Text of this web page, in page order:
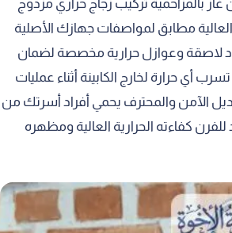
بالمزاحمية تركيب زجاج حراري مزدوج
مطابق لمواصفات جهازك الأصلية
لاصقة وعوازل حرارية مخصصة لضمان
أي حرارة لخارج الكابينة أثناء عمليات
الآمن والمحترف يحمي أفراد أسرتك من
للفرن كفاءته الحرارية العالية ومظهره